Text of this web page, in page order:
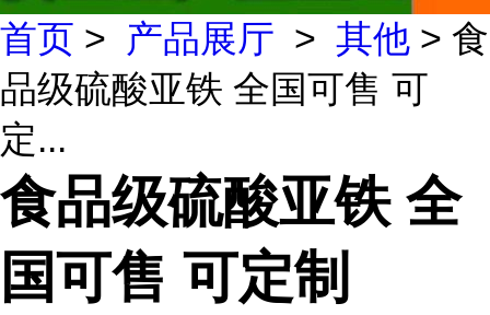
首页 > 产品展厅 > 其他 > 食
品级硫酸亚铁 全国可售 可
定...
食品级硫酸亚铁 全
国可售 可定制